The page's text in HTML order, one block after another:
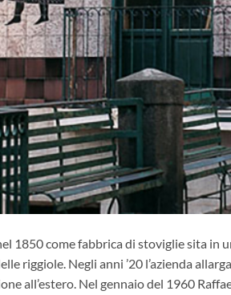
1850 come fabbrica di stoviglie sita in
riggiole. Negli anni ’20 l’azienda
all’estero. Nel gennaio del 1960